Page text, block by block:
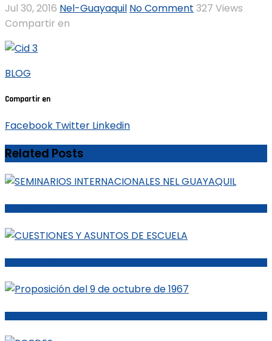
Jul 30, 2016 Nel-Guayaquil No Comment 327 Views
Compartir en
BLOG
Compartir en
Facebook Twitter Linkedin
Related Posts